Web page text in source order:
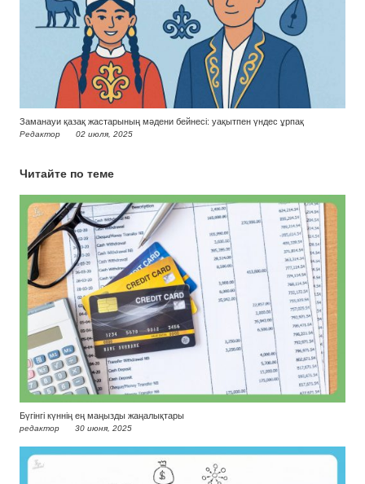
Заманауи қазақ жастарының мәдени бейнесі: уақытпен үндес ұрпақ
Редактор 02 июля, 2025
Читайте по теме
Бүгінгі күннің ең маңызды жаңалықтары
редактор 30 июня, 2025